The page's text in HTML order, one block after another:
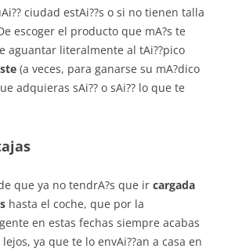
ciudad estAi??s o si no tienen talla
escoger el producto que mA?s te
aguantar literalmente al tAi??pico
(a veces, para ganarse su mA?dico
adquieras sAi?? o sAi?? lo que te
que ya no tendrA?s que ir cargada
hasta el coche, que por la
en estas fechas siempre acabas
ya que te lo envAi??an a casa en